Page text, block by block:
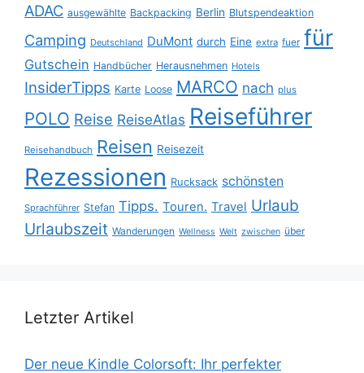
ADAC ausgewählte Backpacking Berlin Blutspendeaktion
Camping Deutschland DuMont durch Eine extra fuer für
Gutschein Handbücher Herausnehmen Hotels
InsiderTipps Karte Loose MARCO nach plus
POLO Reise ReiseAtlas Reiseführer
Reisehandbuch Reisen Reisezeit
Rezessionen Rucksack schönsten
Sprachführer Stefan Tipps. Touren. Travel Urlaub
Urlaubszeit Wanderungen Wellness Welt zwischen über
Letzter Artikel
Der neue Kindle Colorsoft: Ihr perfekter